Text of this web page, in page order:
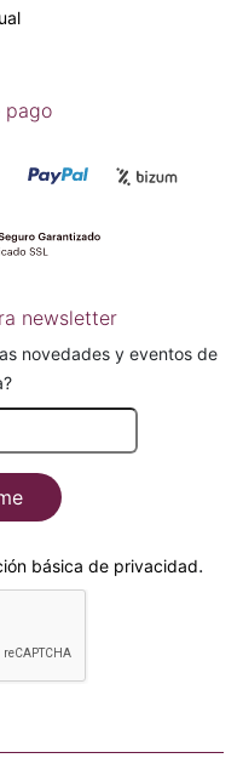
pago
newsletter
novedades y eventos de
básica de privacidad.